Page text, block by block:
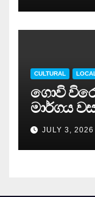
CULTURAL
ගොවි
මාර්ගය
JULY 3, 2026